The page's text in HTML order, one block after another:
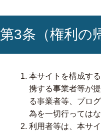
第3条（権利の
本サイトを構成す
携する事業者等が
る事業者等、プロ
為を一切行ってはな
利用者等は、本サ